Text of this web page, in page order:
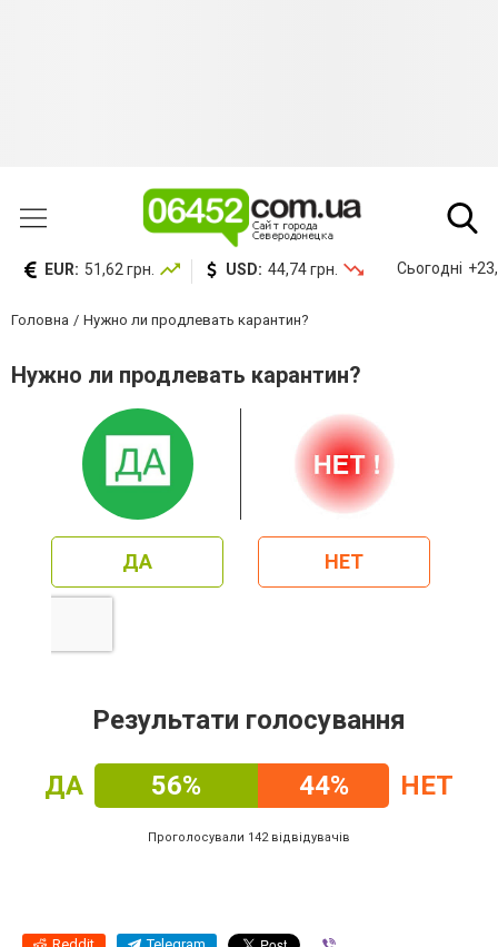
EUR: 51,62 грн. USD: 44,74 грн. Сьогодні
Головна Нужно ли продлевать карантин?
Нужно ли продлевать карантин?
ДА НЕТ
Результати голосування
ДА 56% 44% НЕТ
Проголосували 142 відвідувачів